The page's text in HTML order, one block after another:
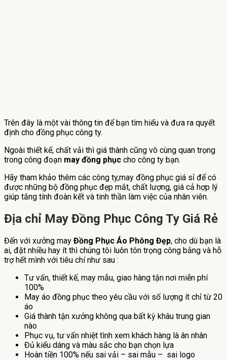
Trên đây là một vài thông tin để bạn tìm hiểu và đưa ra quyết
định cho đồng phục công ty.
Ngoài thiết kế, chất vải thì giá thành cũng vô cùng quan trọng
trong công đoạn may đồng phục cho công ty bạn.
Hãy tham khảo thêm các công ty,may đồng phục giá sỉ để có
được những bộ đồng phục đẹp mắt, chất lượng, giá cả hợp lý
giúp tăng tính đoàn kết và tinh thần làm việc của nhân viên.
Địa chỉ May Đồng Phục Công Ty Giá Rẻ
Đến với xưởng may Đồng Phục Áo Phông Đẹp, cho dù bạn là
ai, đặt nhiều hay ít thì chúng tôi luôn tôn trọng công bằng và hỗ
trợ hết mình với tiêu chí như sau :
Tư vấn, thiết kế, may mẫu, giao hàng tận nơi miễn phí
100%
May áo đồng phục theo yêu cầu với số lượng ít chỉ từ 20
áo
Giá thành tận xưởng không qua bất kỳ khâu trung gian
nào
Phục vụ, tư vấn nhiệt tình xem khách hàng là ân nhân
Đủ kiểu dáng và màu sắc cho bạn chọn lựa
Hoàn tiền 100% nếu sai vải – sai mẫu – sai logo